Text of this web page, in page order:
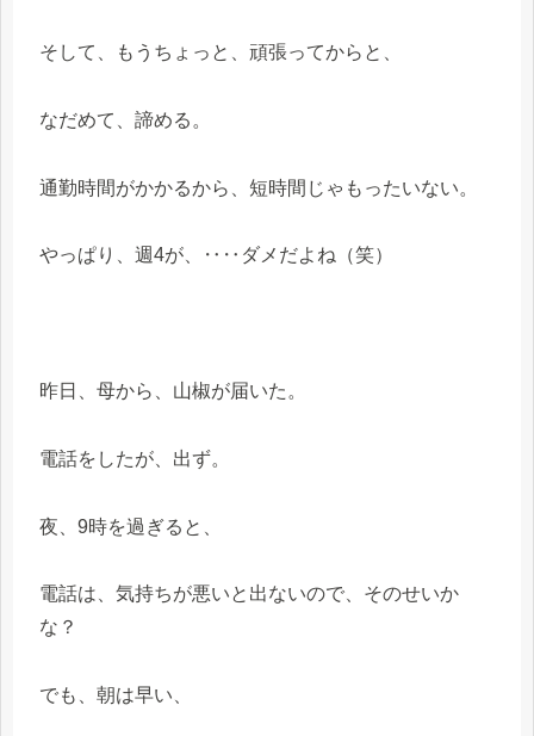
そして、もうちょっと、頑張ってからと、
なだめて、諦める。
通勤時間がかかるから、短時間じゃもったいない。
やっぱり、週4が、‥‥ダメだよね（笑）
昨日、母から、山椒が届いた。
電話をしたが、出ず。
夜、9時を過ぎると、
電話は、気持ちが悪いと出ないので、そのせいか
な？
でも、朝は早い、